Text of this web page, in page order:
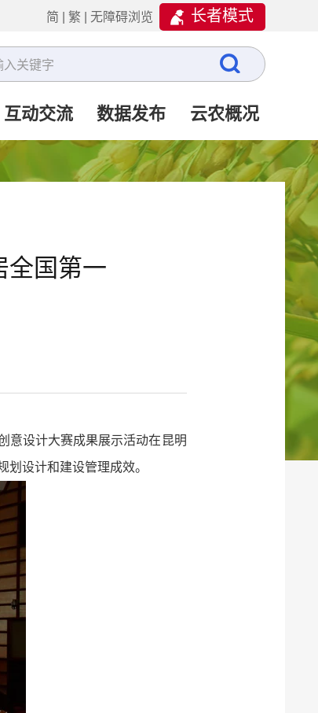
简 繁| 无障碍浏览 长者模式
互动交流 数据发布 云农概况
全国第一
意设计大赛成果展示活动在昆明
设计和建设管理成效。